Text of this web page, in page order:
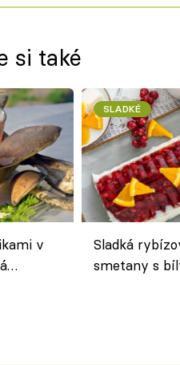
si také
v
SLADKÉ
Sladká
smetany s